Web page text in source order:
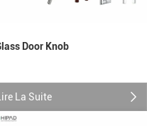
Door Knob
La Suite